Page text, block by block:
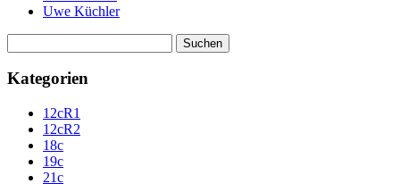
Uwe Küchler
nach:
Kategorien
12cR1
12cR2
18c
19c
21c